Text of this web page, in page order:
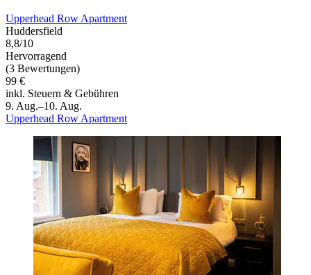
Upperhead Row Apartment
Huddersfield
8,8/10
Hervorragend
(3 Bewertungen)
99 €
inkl. Steuern & Gebühren
9. Aug.–10. Aug.
Upperhead Row Apartment